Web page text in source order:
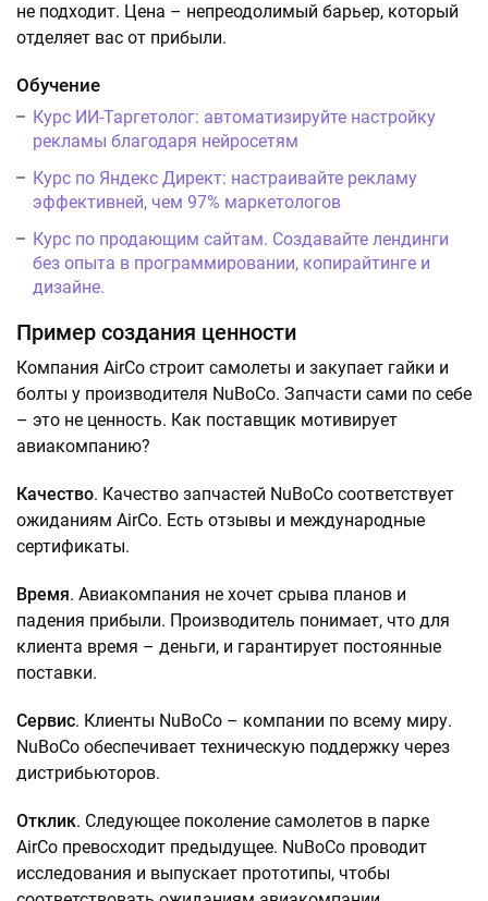
не подходит. Цена – непреодолимый барьер, который
отделяет вас от прибыли.
Обучение
Курс ИИ-Таргетолог: автоматизируйте настройку
рекламы благодаря нейросетям
Курс по Яндекс Директ: настраивайте рекламу
эффективней, чем 97% маркетологов
Курс по продающим сайтам. Создавайте лендинги
без опыта в программировании, копирайтинге и
дизайне.
Пример создания ценности
Компания AirCo строит самолеты и закупает гайки и
болты у производителя NuBoCo. Запчасти сами по себе
– это не ценность. Как поставщик мотивирует
авиакомпанию?
Качество. Качество запчастей NuBoCo соответствует
ожиданиям AirCo. Есть отзывы и международные
сертификаты.
Время. Авиакомпания не хочет срыва планов и
падения прибыли. Производитель понимает, что для
клиента время – деньги, и гарантирует постоянные
поставки.
Сервис. Клиенты NuBoCo – компании по всему миру.
NuBoCo обеспечивает техническую поддержку через
дистрибьюторов.
Отклик. Следующее поколение самолетов в парке
AirCo превосходит предыдущее. NuBoCo проводит
исследования и выпускает прототипы, чтобы